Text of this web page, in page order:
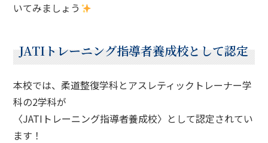
いてみましょう
JATIトレーニング指導者養成校として認定
本校では、柔道整復学科とアスレティックトレーナー学
科の2学科が
〈JATIトレーニング指導者養成校〉として認定されてい
ます！